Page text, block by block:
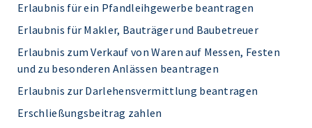
Erlaubnis für ein Pfandleihgewerbe beantragen
Erlaubnis für Makler, Bauträger und Baubetreuer
Erlaubnis zum Verkauf von Waren auf Messen, Festen
und zu besonderen Anlässen beantragen
Erlaubnis zur Darlehensvermittlung beantragen
Erschließungsbeitrag zahlen